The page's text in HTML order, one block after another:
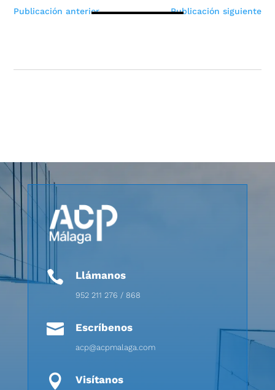
Navegación
Publicación anterior Publicación siguiente
 Llámanos
952 211 276 / 868
 Escríbenos
acp@acpmalaga.com
 Visítanos